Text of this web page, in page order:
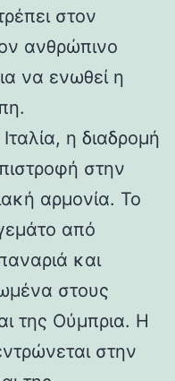
στον
ανθρώπινο
να ενωθεί η
η διαδρομή
στην
αρμονία. Το
από
και
στους
της Ούμπρια. Η
στην